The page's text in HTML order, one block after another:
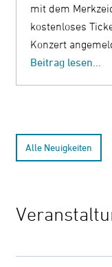
mit dem
kostenloses
Konzert
Beitrag lesen...
Alle Neuigkeiten